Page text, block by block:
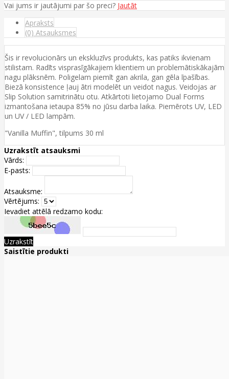
Vai jums ir jautājumi par šo preci? Jautāt
Apraksts
(0) Atsauksmes
Šis ir revolucionārs un ekskluzīvs produkts, kas patiks ikvienam
stilistam. Radīts visprasīgākajiem klientiem un problemātiskākajām
nagu plāksnēm. Poligelam piemīt gan akrila, gan gēla īpašības.
Biezā konsistence ļauj ātri modelēt un veidot nagus. Veidojas ar
Slip Solution samitrinātu otu. Atkārtoti lietojamo Dual Forms
izmantošana ietaupa 85% no jūsu darba laika. Piemērots UV, LED
un UV / LED lampām.
"Vanilla Muffin", tilpums 30 ml
Uzrakstīt atsauksmi
Vārds:
E-pasts:
Atsauksme:
Vērtējums:
Ievadiet attēlā redzamo kodu:
Uzrakstīt
Saistītie produkti